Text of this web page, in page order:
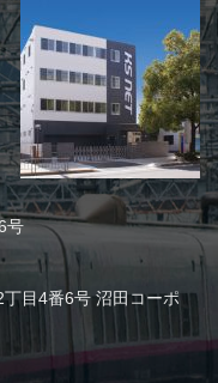
号
目4番6号 沼田コーポ